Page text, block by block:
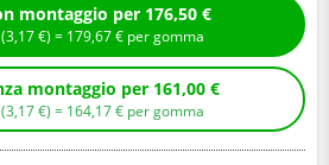
Compra con montaggio per 176,50 €
+ Ecotassa: (3,17€ ) = 179,67€ per gomma
Compra senza montaggio per 161,00 €
+ Ecotassa: (3,17€ ) = 164,17€ per gomma